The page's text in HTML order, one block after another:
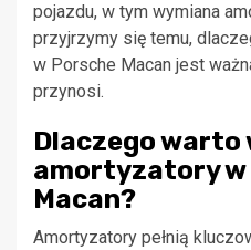
pojazdu, w tym wymiana
przyjrzymy się temu,
w Porsche Macan jest
przynosi.
Dlaczego warto
amortyzatory w
Macan?
Amortyzatory pełnią